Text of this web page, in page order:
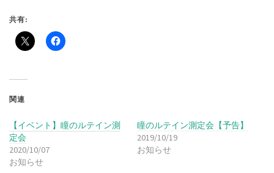
共有:
関連
【イベント】瞳のルテイン測
定会
2020/10/07
お知らせ
瞳のルテイン測定会【予告】
2019/10/19
お知らせ